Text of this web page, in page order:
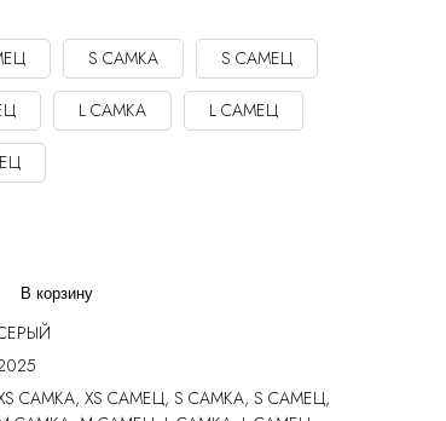
S САМКА S САМЕЦ
L САМКА L САМЕЦ
В корзину
САМКА, XS САМЕЦ, S САМКА, S САМЕЦ,